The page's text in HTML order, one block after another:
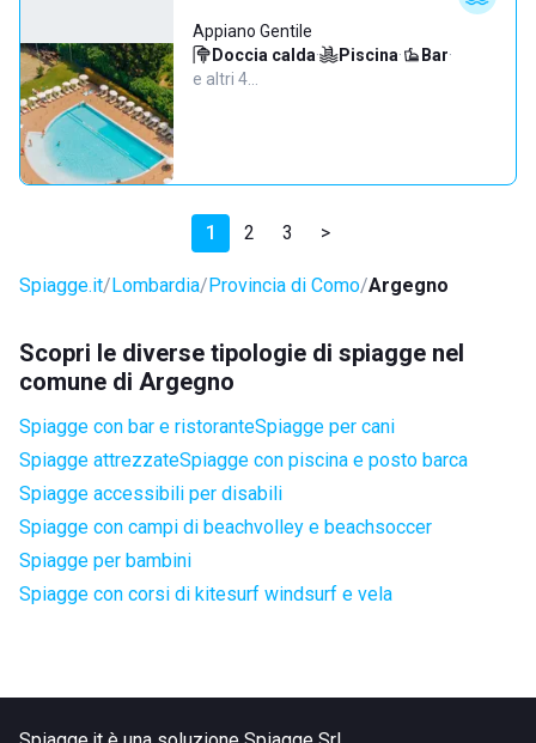
Appiano Gentile
Doccia calda· Piscina· Bar·
e altri 4…
1 2 3 >
Spiagge.it Lombardia Provincia di Como Argegno
Scopri le diverse tipologie di spiagge nel
comune di Argegno
Spiagge con bar e ristoranteSpiagge per cani
Spiagge attrezzateSpiagge con piscina e posto barca
Spiagge accessibili per disabili
Spiagge con campi di beachvolley e beachsoccer
Spiagge per bambini
Spiagge con corsi di kitesurf windsurf e vela